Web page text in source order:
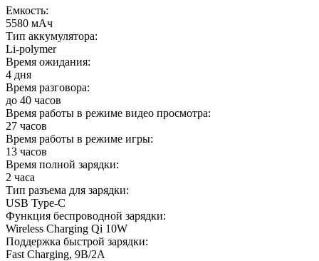
Емкость:
5580 мАч
Тип аккумулятора:
Li-polymer
Время ожидания:
4 дня
Время разговора:
до 40 часов
Время работы в режиме видео просмотра:
27 часов
Время работы в режиме игры:
13 часов
Время полной зарядки:
2 часа
Тип разъема для зарядки:
USB Type-C
Функция беспроводной зарядки:
Wireless Charging Qi 10W
Поддержка быстрой зарядки:
Fast Charging, 9В/2А